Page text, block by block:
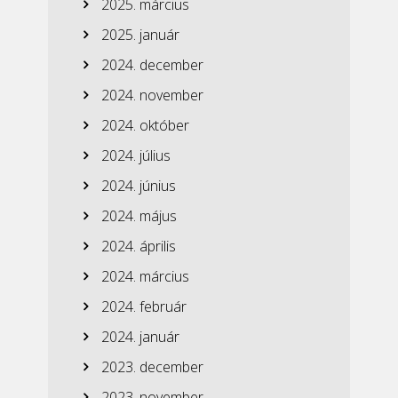
2025. március
2025. január
2024. december
2024. november
2024. október
2024. július
2024. június
2024. május
2024. április
2024. március
2024. február
2024. január
2023. december